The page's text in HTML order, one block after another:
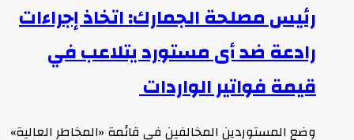
رئيس مصلحة الجمارك: اتخاذ إجراءات
رادعة ضد أى مستورد يتلاعب في
قيمة فواتير الواردات
وضع المستوردين المخالفين في قائمة «المخاطر العالية»